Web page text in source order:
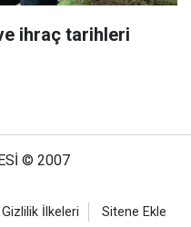
ihraç tarihleri
© 2007
Gizlilik İlkeleri Sitene Ekle